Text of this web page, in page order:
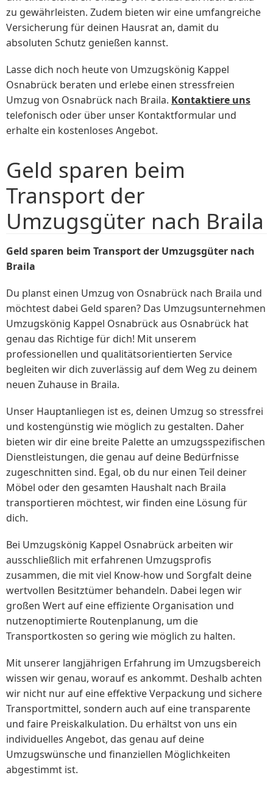
zu gewährleisten. Zudem bieten wir eine umfangreiche
Versicherung für deinen Hausrat an, damit du
absoluten Schutz genießen kannst.
Lasse dich noch heute von Umzugskönig Kappel
Osnabrück beraten und erlebe einen stressfreien
Umzug von Osnabrück nach Braila. Kontaktiere uns
telefonisch oder über unser Kontaktformular und
erhalte ein kostenloses Angebot.
Geld sparen beim
Transport der
Umzugsgüter nach Braila
Geld sparen beim Transport der Umzugsgüter nach
Braila
Du planst einen Umzug von Osnabrück nach Braila und
möchtest dabei Geld sparen? Das Umzugsunternehmen
Umzugskönig Kappel Osnabrück aus Osnabrück hat
genau das Richtige für dich! Mit unserem
professionellen und qualitätsorientierten Service
begleiten wir dich zuverlässig auf dem Weg zu deinem
neuen Zuhause in Braila.
Unser Hauptanliegen ist es, deinen Umzug so stressfrei
und kostengünstig wie möglich zu gestalten. Daher
bieten wir dir eine breite Palette an umzugsspezifischen
Dienstleistungen, die genau auf deine Bedürfnisse
zugeschnitten sind. Egal, ob du nur einen Teil deiner
Möbel oder den gesamten Haushalt nach Braila
transportieren möchtest, wir finden eine Lösung für
dich.
Bei Umzugskönig Kappel Osnabrück arbeiten wir
ausschließlich mit erfahrenen Umzugsprofis
zusammen, die mit viel Know-how und Sorgfalt deine
wertvollen Besitztümer behandeln. Dabei legen wir
großen Wert auf eine effiziente Organisation und
nutzenoptimierte Routenplanung, um die
Transportkosten so gering wie möglich zu halten.
Mit unserer langjährigen Erfahrung im Umzugsbereich
wissen wir genau, worauf es ankommt. Deshalb achten
wir nicht nur auf eine effektive Verpackung und sichere
Transportmittel, sondern auch auf eine transparente
und faire Preiskalkulation. Du erhältst von uns ein
individuelles Angebot, das genau auf deine
Umzugswünsche und finanziellen Möglichkeiten
abgestimmt ist.